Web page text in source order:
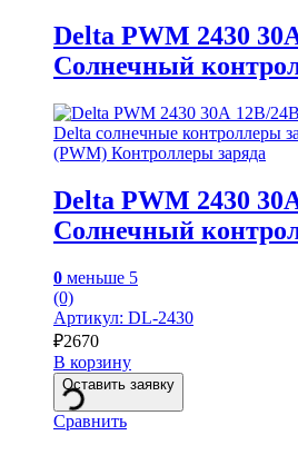
Delta PWM 2430
Солнечный
Delta солнечные контроллеры
(PWM) Контроллеры заряда
Delta PWM 2430
Солнечный
0 меньше 5
(0)
Артикул: DL-2430
₽2670
В корзину
Оставить заявку
Сравнить